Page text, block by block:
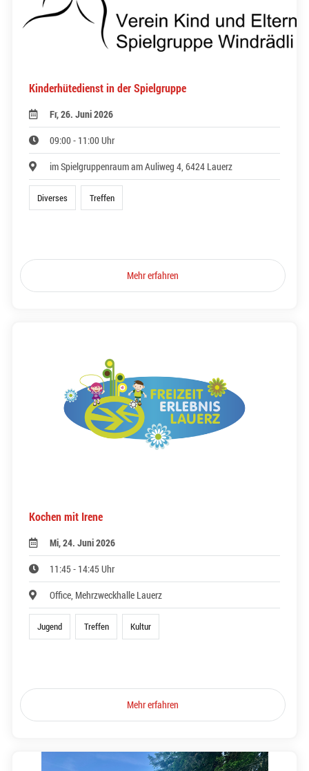
Kinderhütedienst in der Spielgruppe
Fr, 26. Juni 2026
09:00 - 11:00 Uhr
im Spielgruppenraum am Auliweg 4, 6424 Lauerz
Diverses Treffen
Mehr erfahren
Kochen mit Irene
Mi, 24. Juni 2026
11:45 - 14:45 Uhr
Office, Mehrzweckhalle Lauerz
Jugend Treffen Kultur
Mehr erfahren